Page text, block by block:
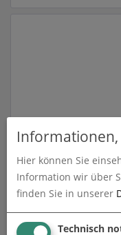
Kerze | B 8 cm x
zum Artikel
Hier können Sie
Information wir über
finden Sie in unserer
Technisch